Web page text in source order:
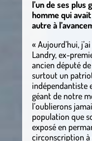
l’un de ses plus
homme qui
autre à
« Aujourd’hui,
Landry, ex-
ancien député
surtout un
indépendantiste
géant de notre
l’oublierons
population que
exposé en
circonscription à